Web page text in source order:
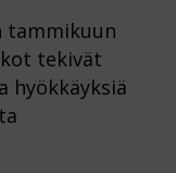
tammikuun
tekivät
hyökkäyksiä